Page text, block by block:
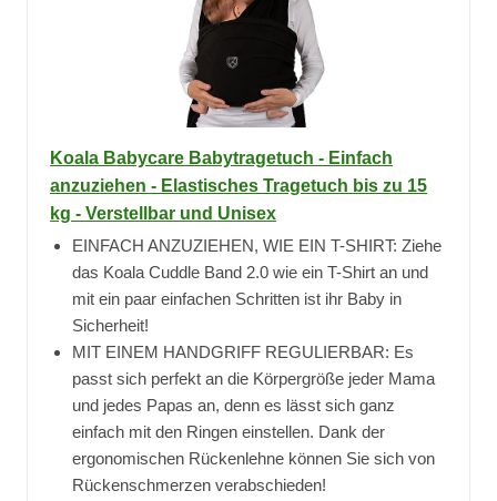
Koala Babycare Babytragetuch - Einfach
anzuziehen - Elastisches Tragetuch bis zu 15
kg - Verstellbar und Unisex
EINFACH ANZUZIEHEN, WIE EIN T-SHIRT: Ziehe
das Koala Cuddle Band 2.0 wie ein T-Shirt an und
mit ein paar einfachen Schritten ist ihr Baby in
Sicherheit!
MIT EINEM HANDGRIFF REGULIERBAR: Es
passt sich perfekt an die Körpergröße jeder Mama
und jedes Papas an, denn es lässt sich ganz
einfach mit den Ringen einstellen. Dank der
ergonomischen Rückenlehne können Sie sich von
Rückenschmerzen verabschieden!